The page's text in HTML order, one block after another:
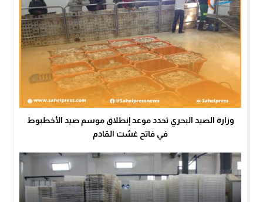
وزارة الصيد البحري تحدد موعد إنطلاق موسم صيد الأخطبوط
في فاتح غشت القادم